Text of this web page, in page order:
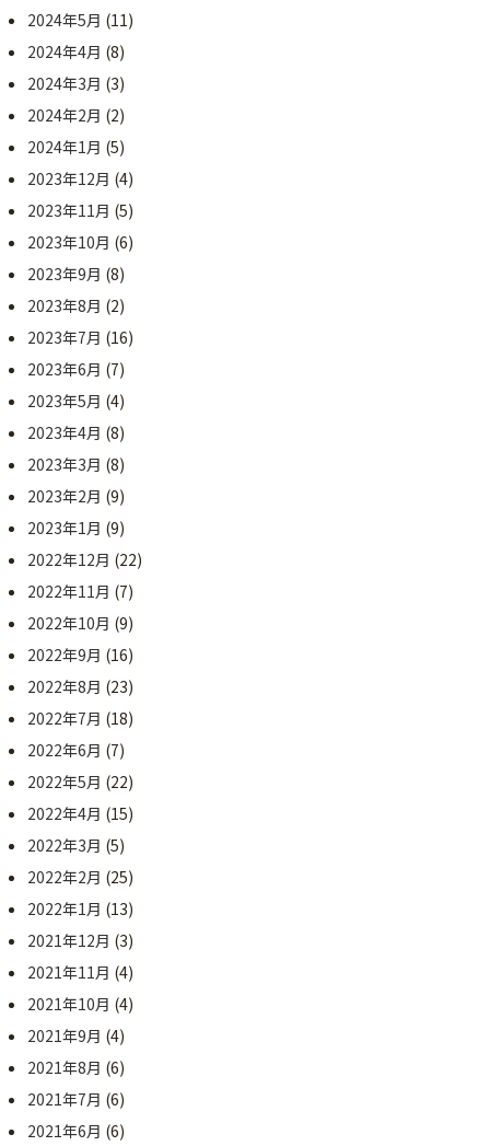
2024年5月 (11)
2024年4月 (8)
2024年3月 (3)
2024年2月 (2)
2024年1月 (5)
2023年12月 (4)
2023年11月 (5)
2023年10月 (6)
2023年9月 (8)
2023年8月 (2)
2023年7月 (16)
2023年6月 (7)
2023年5月 (4)
2023年4月 (8)
2023年3月 (8)
2023年2月 (9)
2023年1月 (9)
2022年12月 (22)
2022年11月 (7)
2022年10月 (9)
2022年9月 (16)
2022年8月 (23)
2022年7月 (18)
2022年6月 (7)
2022年5月 (22)
2022年4月 (15)
2022年3月 (5)
2022年2月 (25)
2022年1月 (13)
2021年12月 (3)
2021年11月 (4)
2021年10月 (4)
2021年9月 (4)
2021年8月 (6)
2021年7月 (6)
2021年6月 (6)